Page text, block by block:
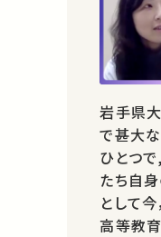
岩手県
で甚大
ひとつ
たち自
として
高等教